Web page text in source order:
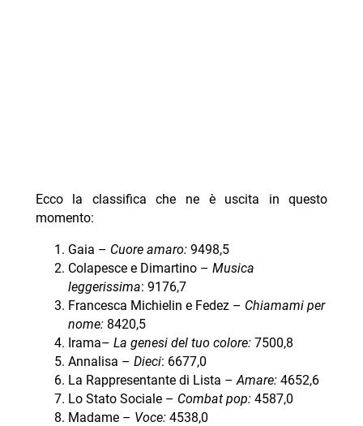
Ecco la classifica che ne è uscita in questo
momento:
Gaia – Cuore amaro: 9498,5
Colapesce e Dimartino – Musica
leggerissima: 9176,7
Francesca Michielin e Fedez – Chiamami per
nome: 8420,5
Irama– La genesi del tuo colore: 7500,8
Annalisa – Dieci: 6677,0
La Rappresentante di Lista –Amare: 4652,6
Lo Stato Sociale – Combat pop: 4587,0
Madame – Voce: 4538,0